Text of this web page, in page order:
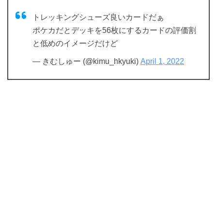
トレッキングシューズ良いカードだぁ
ポケカだとデッキを56枚にするカードの評価割
と低めのイメージだけど
— きむしゅー (@kimu_hkyuki) April 1, 2022